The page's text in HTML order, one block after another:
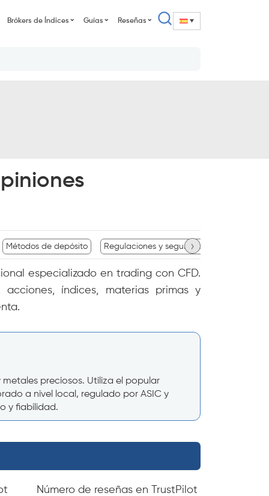
Brókers de Índices Guías Reseñas
Métodos de depósito Regulaciones y seguridad
›
especializado en trading con CFD.
índices, materias primas y
preciosos. Utiliza el popular
a nivel local, regulado por ASIC y
y fiabilidad.
Número de reseñas en TrustPilot